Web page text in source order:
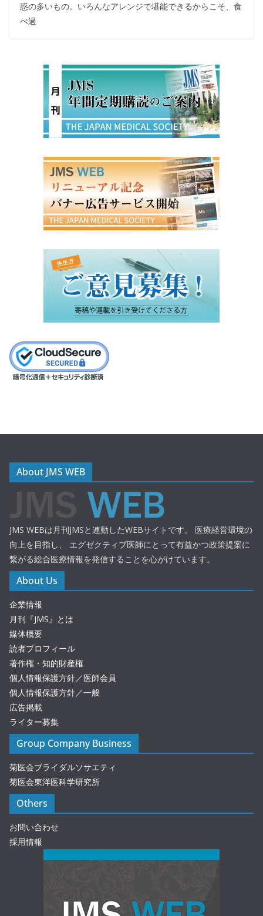
惑の多いもの。いろんなアレンジで堪能できるからこそ、食
べ過
About JMS WEB
JMS WEBは月刊JMSと連動したWEBサイトです。 医療経営環境の
向上を目指し、 エグゼクティブ医師にとって有益かつ政策提案に
繋がる総合医療情報を発信することを心がけています。
About Us
企業情報
月刊『JMS』とは
媒体概要
読者プロフィール
著作権・知的財産権
個人情報保護方針／医師会員
個人情報保護方針／一般
広告掲載
ライター募集
Group Company Business
菊医会ブライダルソサエティ
菊医会東洋医科学研究所
Others
お問い合わせ
採用情報